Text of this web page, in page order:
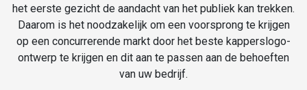
het eerste gezicht de aandacht van het publiek kan trekken.
Daarom is het noodzakelijk om een voorsprong te krijgen
op een concurrerende markt door het beste kapperslogo-
ontwerp te krijgen en dit aan te passen aan de behoeften
van uw bedrijf.